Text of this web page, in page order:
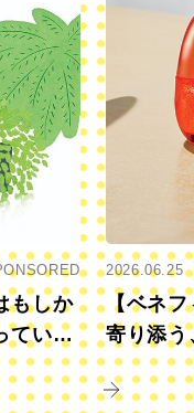
もしか
ていま
2026.06.25
【ベネフ
寄り添う
きに